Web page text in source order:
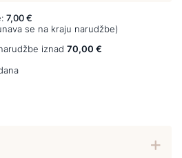
7,00 €
se na kraju narudžbe)
iznad 70,00 €